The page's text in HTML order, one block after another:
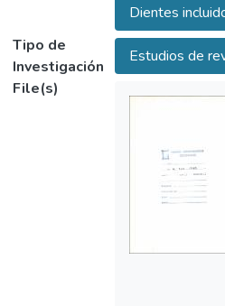
(460 A.C.) se
dientes
cuando están
se aconsejaba la
Dientes
Tipo de
Investigación
Estudios de
File(s)